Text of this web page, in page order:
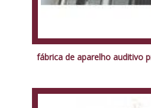
fábrica de aparelho auditivo